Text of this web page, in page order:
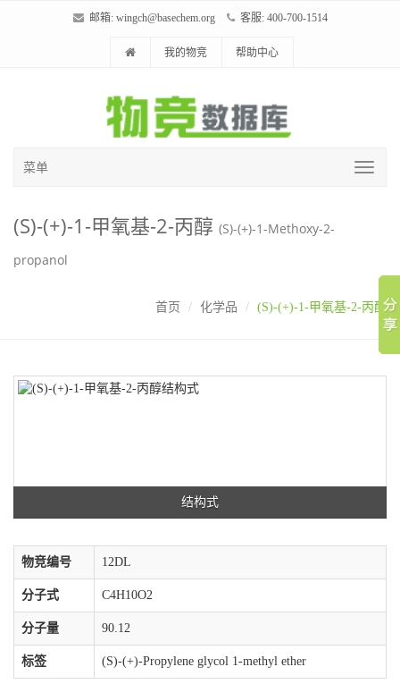
邮箱: wingch@basechem.org 客服: 400-700-1514
我的物竞 帮助中心
菜单
(S)-(+)-1-甲氧基-2-丙醇 (S)-(+)-1-Methoxy-2-
propanol
首页 化学品 (S)-(+)-1-甲氧基-2-丙醇
结构式
物竞编号 12DL
分子式 C4H10O2
分子量 90.12
标签 (S)-(+)-Propylene glycol 1-methyl ether